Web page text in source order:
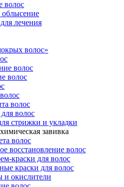
волос
лечения
волос»
волос
волос
волос
волос
стрижки и укладки
завивка
волос
восстановление волос
краски для волос
краски для волос
и окислители